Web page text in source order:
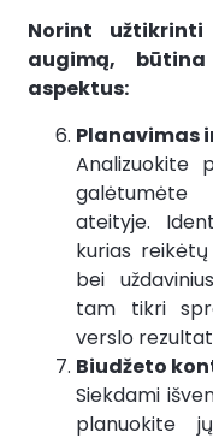
Norint
augimą,
aspektus:
Planavimas
Analizuokite
galėtumėte
ateityje.
kurias
bei
tam tikri
verslo
Biudžeto
Siekdami
planuokite